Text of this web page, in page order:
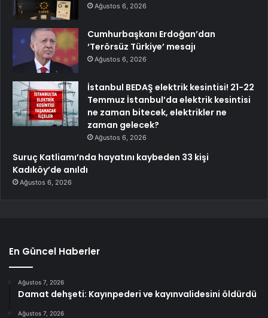
Ağustos 6, 2026
Cumhurbaşkanı Erdoğan’dan
‘Terörsüz Türkiye’ mesajı
Ağustos 6, 2026
İstanbul BEDAŞ elektrik kesintisi! 21-22
Temmuz İstanbul’da elektrik kesintisi
ne zaman bitecek, elektrikler ne
zaman gelecek?
Ağustos 6, 2026
Suruç Katliamı’nda hayatını kaybeden 33 kişi
Kadıköy’de anıldı
Ağustos 6, 2026
En Güncel Haberler
Ağustos 7, 2026
Damat dehşeti: Kayınpederi ve kayınvalidesini öldürdü
Ağustos 7, 2026